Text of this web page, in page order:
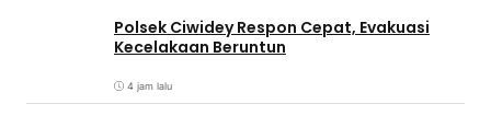
Polsek Ciwidey Respon Cepat, Evakuasi
Kecelakaan Beruntun
4 jam lalu